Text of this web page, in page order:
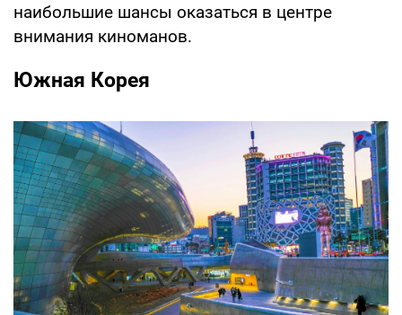
наибольшие шансы оказаться в центре
внимания киноманов.
Южная Корея